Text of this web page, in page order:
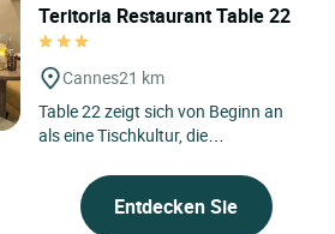
Teritoria Restaurant Table 22
Cannes21 km
Table 22 zeigt sich von Beginn an
als eine Tischkultur, die
Umgebung verbunden ist. Diese...
Entdecken Sie